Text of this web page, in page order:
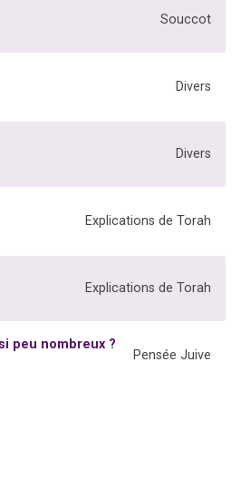
Souccot
Divers
Divers
Explications de Torah
Explications de Torah
peu nombreux ?
Pensée Juive